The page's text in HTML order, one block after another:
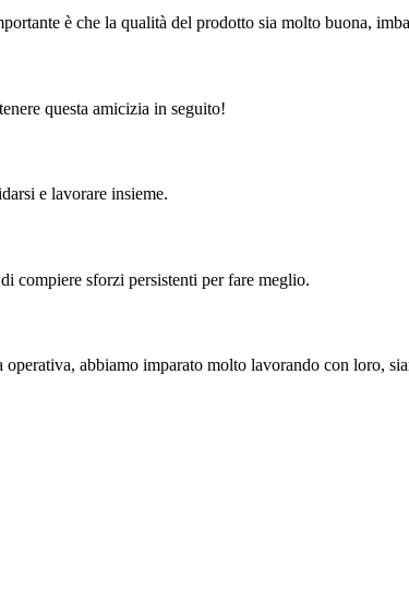
è che la qualità del prodotto sia molto buona,
questa amicizia in seguito!
e lavorare insieme.
compiere sforzi persistenti per fare meglio.
abbiamo imparato molto lavorando con loro,